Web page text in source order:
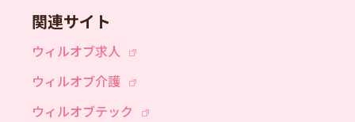
関連サイト
ウィルオブ求人
ウィルオブ介護
ウィルオブテック